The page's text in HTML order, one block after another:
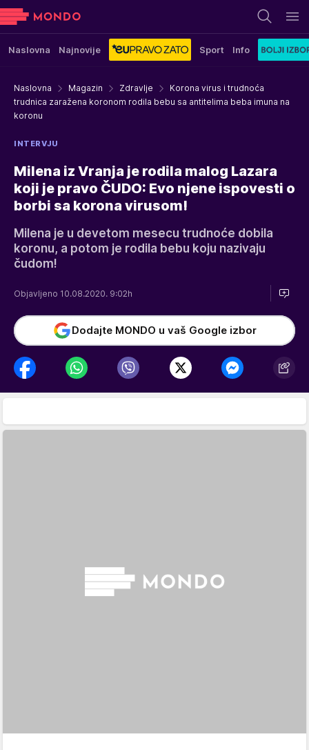
Naslovna Najnovije Sport Info
Naslovna Magazin Zdravlje
Korona virus i trudnoća
trudnica zaražena koronom rodila bebu sa antitelima beba imuna na
koronu
INTERVJU
Milena iz Vranja je rodila malog Lazara
koji je pravo ČUDO: Evo njene ispovesti o
borbi sa korona virusom!
Milena je u devetom mesecu trudnoće dobila
koronu, a potom je rodila bebu koju nazivaju
čudom!
Objavljeno 10.08.2020. 9:02h
Dodajte MONDO u vaš Google izbor